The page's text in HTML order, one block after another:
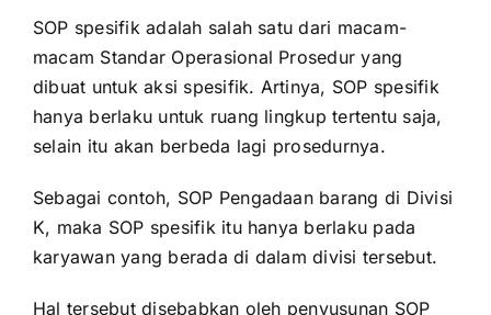
SOP spesifik adalah salah satu dari macam-
macam Standar Operasional Prosedur yang
dibuat untuk aksi spesifik. Artinya, SOP spesifik
hanya berlaku untuk ruang lingkup tertentu saja,
selain itu akan berbeda lagi prosedurnya.
Sebagai contoh, SOP Pengadaan barang di Divisi
K, maka SOP spesifik itu hanya berlaku pada
karyawan yang berada di dalam divisi tersebut.
Hal tersebut disebabkan oleh penyusunan SOP